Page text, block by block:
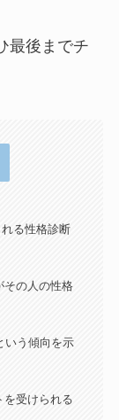
最後までチ
る性格診断
その人の性格
いう傾向を示
受けられる